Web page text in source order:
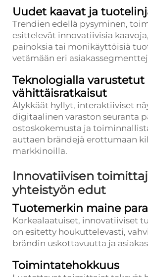
Uudet kaavat ja
Trendien edellä pysyminen,
esittelevät innovatiivisia
painoksia tai monikäyttöisiä
vetämään eri
Teknologialla varustetut
vähittäisratkaisut
Älykkäät hyllyt, interaktiiviset
digitaalinen varaston seuranta
ostoskokemusta ja
auttaen brändejä erottumaan
markkinoilla.
Innovatiivisen
yhteistyön edut
Tuotemerkin maine
Korkealaatuiset, innovatiiviset
on esitetty houkuttelevasti,
brändin uskottavuutta ja
Toimintatehokkuus